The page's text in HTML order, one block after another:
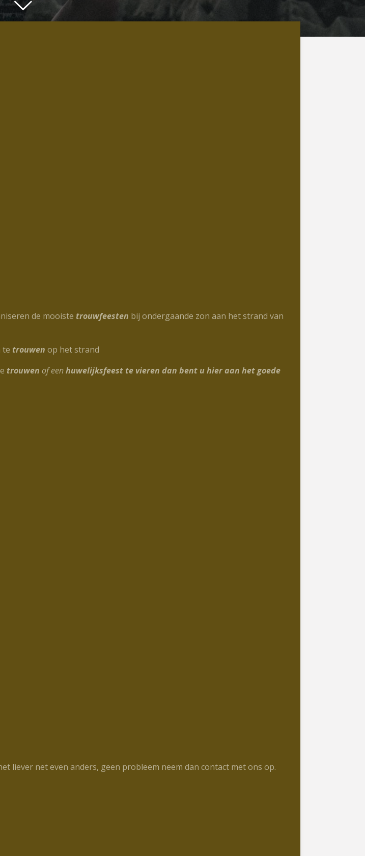
de mooiste trouwfeesten bij ondergaande zon aan het strand van
te trouwen op het strand
trouwen of eenhuwelijksfeest te vieren dan bent u hier aan het goede
liever net even anders, geen probleem neem dan contact met ons op.